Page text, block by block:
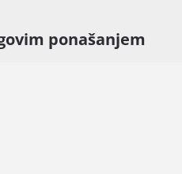
ponašanjem